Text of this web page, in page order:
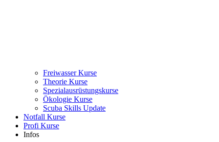
Freiwasser Kurse
Theorie Kurse
Spezialausrüstungskurse
Ökologie Kurse
Scuba Skills Update
Notfall Kurse
Profi Kurse
Infos